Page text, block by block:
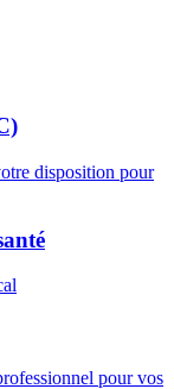
disposition pour
pour vos